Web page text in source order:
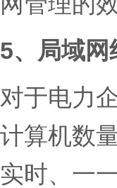
5、局域
对于电力
计算机数
实时、一